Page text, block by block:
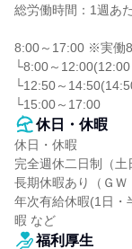
総労働時間：1週あ
8:00～17:00 ※実働
└8:00～
└12:50～
└15:00～17:00
休日・休暇
休日・休暇
完全週休二日制（土
長期休暇あり（ＧＷ
年次有給休暇(1日・
暇 など
福利厚生